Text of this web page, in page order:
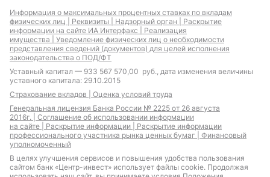
Кредит на 50 000
рублей
рублей
Кредит на 150 000
рублей
Кредит на 200 000
рублей
Кредит на 250 000
рублей
Кредит на 300 000
Кредит на 400 000
рублей
Кредит на 500 000
рублей
Кредит на лечение
Кредит на отпуск
Кредит на свадьбу
Кредит на ремонт
Информация о максимальных процентных ставках по вкладам
физических лиц | Реквизиты | Надзорный орган | Раскрытие
информации на сайте ИА Интерфакс | Реализация
имущества | Уведомление физических лиц о необходимости
представления сведений (документов) для целей исполнения
законодательства о ПОД/ФТ
Уставный капитал — 933 567 570,00 руб., дата изменения величины
уставного капитала: 29.10.2015
Страхование вкладов | Оценка условий труда
Генеральная лицензия Банка России № 2225 от 26 августа
2016г. | Соглашение об использовании информации
на сайте | Раскрытие информации | Раскрытие информации
профессионального участника рынка ценных бумаг | Финансовый
уполномоченный
В целях улучшения сервисов и повышения удобства пользования
сайтом банк «Центр-инвест» использует файлы cookie. Продолжая